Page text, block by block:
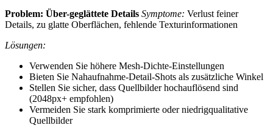
Problem: Über-geglättete Details Symptome: Verlust feiner
Details, zu glatte Oberflächen, fehlende Texturinformationen
Lösungen:
Verwenden Sie höhere Mesh-Dichte-Einstellungen
Bieten Sie Nahaufnahme-Detail-Shots als zusätzliche Winkel
Stellen Sie sicher, dass Quellbilder hochauflösend sind
(2048px+ empfohlen)
Vermeiden Sie stark komprimierte oder niedrigqualitative
Quellbilder